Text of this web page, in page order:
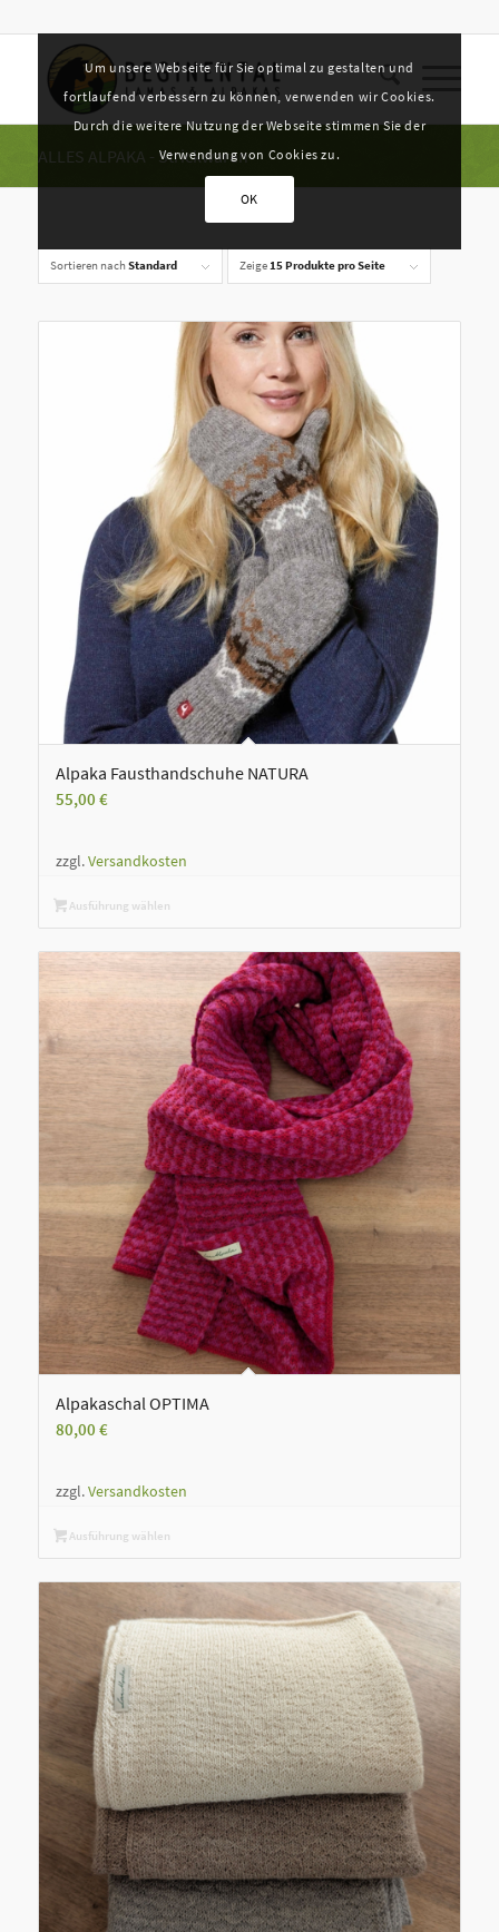
ALLES ALPAKA - Strickwaren
Sortieren nachStandard Zeige15 Produkte pro Seite
Alpaka Fausthandschuhe NATURA
55,00 €
zzgl.Versandkosten
Ausführung wählen
Alpakaschal OPTIMA
80,00 €
zzgl.Versandkosten
Ausführung wählen
Um unsere Webseite für Sie optimal zu gestalten und
fortlaufend verbessern zu können, verwenden wir Cookies.
Durch die weitere Nutzung der Webseite stimmen Sie der
Verwendung von Cookies zu.
OK